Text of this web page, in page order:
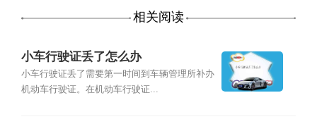
相关阅读
小车行驶证丢了怎么办
小车行驶证丢了需要第一时间到车辆管理所补办
机动车行驶证。在机动车行驶证...